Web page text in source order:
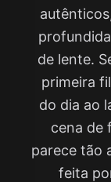
de lente.
primeira
do dia ao
cena de
parece tão
feita